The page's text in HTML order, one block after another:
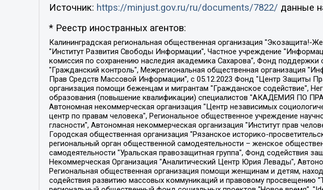
Источник: https://minjust.gov.ru/ru/documents/7822/ данные
* Реестр иностранных агентов:
Калининградская региональная общественная организация "Экозащита!-Женсовет", Фонд содействия защите прав и свобод граждан "Общественный вердикт", Фонд "Институт Развития Свободы Информации", Частное учреждение "Информационное агентство МЕМО. РУ", Региональная общественная организация "Общественная комиссия по сохранению наследия академика Сахарова", Фонд поддержки свободы прессы, Санкт-Петербургская общественная правозащитная организация "Гражданский контроль", Межрегиональная общественная организация "Информационно-просветительский центр "Мемориал", Региональный Фонд "Центр Защиты Прав Средств Массовой Информации", с 05.12.2023 Фонд "Центр Защиты Прав Средств массовой информации", Региональная общественная благотворительная организация помощи беженцам и мигрантам "Гражданское содействие", Негосударственное образовательное учреждение дополнительного профессионального образования (повышение квалификации) специалистов "АКАДЕМИЯ ПО ПРАВАМ ЧЕЛОВЕКА", Свердловская региональная общественная организация "Сутяжник", Автономная некоммерческая организация "Центр независимых социологических исследований", Союз общественных объединений "Российский исследовательский центр по правам человека", Региональное общественное учреждение научно-информационный центр "МЕМОРИАЛ", Некоммерческая организация "Фонд защиты гласности", Автономная некоммерческая организация "Институт прав человека", Городская общественная организация "Екатеринбургское общество "МЕМОРИАЛ", Городская общественная организация "Рязанское историко-просветительское и правозащитное общество "Мемориал" (Рязанский Мемориал), Челябинский региональный орган общественной самодеятельности – женское общественное объединение "Женщины Евразии", Челябинский региональный орган общественной самодеятельности "Уральская правозащитная группа", Фонд содействия защите здоровья и социальной справедливости имени Андрея Рылькова, Автономная Некоммерческая Организация "Аналитический Центр Юрия Левады", Автономная некоммерческая организация социальной поддержки населения "Проект Апрель", Региональная общественная организация помощи женщинам и детям, находящимся в кризисной ситуации "Информационно-методический центр "Анна", Фонд содействия развитию массовых коммуникаций и правовому просвещению "Так-так-Так", Фонд содействия устойчивому развитию "Серебряная тайга", Свердловский региональный общественный фонд социальных проектов "Новое время", "Idel.Реалии", Кавказ.Реалии, Крым.Реалии, Телеканал Настоящее Время, Татаро-башкирская служба Радио Свобода (Azatliq Radiosi), Радио Свободная Европа/Радио Свобода (PCE/PC), "Сибирь.Реалии", "Фактограф", Благотворительный фонд помощи осужденным и их семьям, Автономная некоммерческая организация "Институт глобализации и социальных движений", Фонд "В защиту прав заключенных", Частное учреждение "Центр поддержки и содействия развитию средств массовой информации", Пензенский региональный общественный благотворительный фонд "Гражданский союз", "Север.Реалии", Некоммерческая организация Фонд "Правовая инициатива", Общество с ограниченной ответственностью "Радио Свободная Европа/Радио Свобода", Чешское информационное агентство "MEDIUM-ORIENT", Красноярская региональная общественная организация "Мы против СПИДа", Камалягин Денис Николаевич, Маркелов Сергей Евгеньевич, Пономарев Лев Александрович, Савицкая Людмила Алексеевна, Автономная некоммерческая организация "Центр по работе с проблемой насилия "НАСИЛИЮ.НЕТ", Межрегиональный профессиональный союз работников здравоохранения "Альянс врачей", Юридическое лицо, зарегистрированное в Латвийской Республике, SIA "Medusa Project" (регистрационный номер 40103797863, дата регистрации 10.06.2014), Некоммерческая организация "Фонд по борьбе с коррупцией", Автономная некоммерческая организация "Институт права и публичной политики", Баданин Роман Сергеевич, Гликин Максим Александрович, Железнова Мария Михайловна, Лукьянова Юлия Сергеевна, Маетная Елизавета Витальевна, Маняхин Петр Борисович, Чуракова Ольга Владимировна, Ярош Юлия Петровна, Юридическое лицо "The Insider SIA", зарегистрированное в Риге, Латвийская Республика (дата регистрации 26.06.2015), являющееся администратором доменного имени интернет-издания "The Insider SIA", https://theins.ru, Постернак Алексей Евгеньевич, Рубин Михаил Аркадьевич, Анин Роман Александрович, Юридическое лицо Istories fonds, зарегистрированное в Латвийской Республике (регистрационный номер 50008295751, дата регистрации 24.02.2020), Великовский Дмитрий